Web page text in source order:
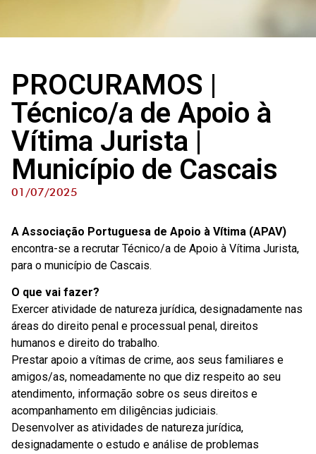
PROCURAMOS |
Técnico/a de Apoio à
Vítima Jurista |
Município de Cascais
01/07/2025
A Associação Portuguesa de Apoio à Vítima (APAV)
encontra-se a recrutar Técnico/a de Apoio à Vítima Jurista,
para o município de Cascais.
O que vai fazer?
Exercer atividade de natureza jurídica, designadamente nas
áreas do direito penal e processual penal, direitos
humanos e direito do trabalho.
Prestar apoio a vítimas de crime, aos seus familiares e
amigos/as, nomeadamente no que diz respeito ao seu
atendimento, informação sobre os seus direitos e
acompanhamento em diligências judiciais.
Desenvolver as atividades de natureza jurídica,
designadamente o estudo e análise de problemas